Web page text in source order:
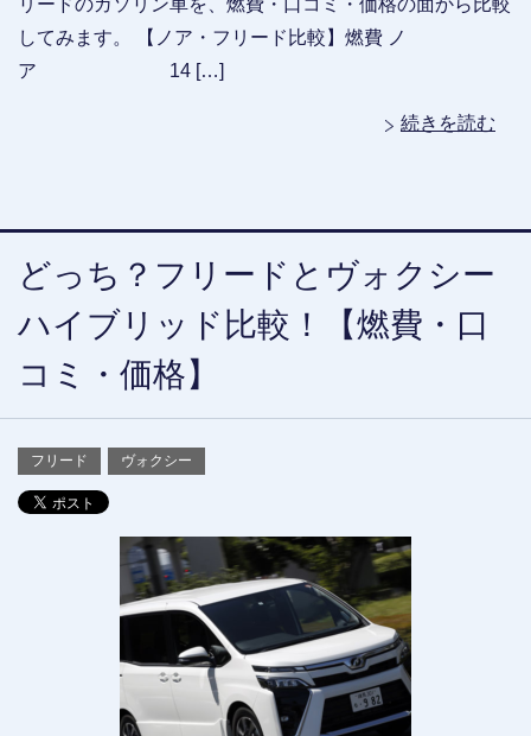
リードのガソリン車を、燃費・口コミ・価格の面から比較
してみます。 【ノア・フリード比較】燃費 ノ
ア 14 […]
続きを読む
どっち？フリードとヴォクシー
ハイブリッド比較！【燃費・口
コミ・価格】
フリード ヴォクシー